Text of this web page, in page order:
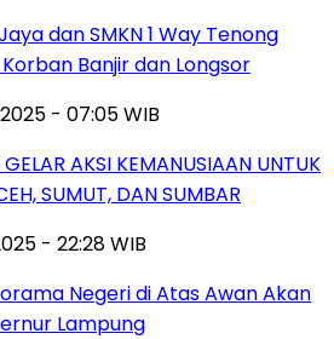
dan SMKN 1 Way Tenong
Banjir dan Longsor
- 07:05 WIB
AKSI KEMANUSIAAN UNTUK
SUMUT, DAN SUMBAR
- 22:28 WIB
Negeri di Atas Awan Akan
Lampung